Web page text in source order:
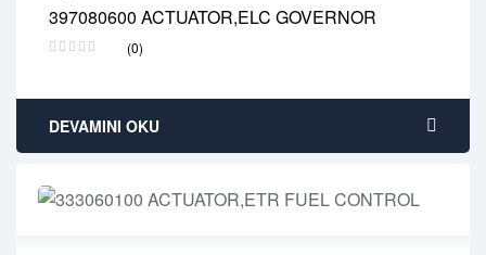
397080600 ACTUATOR,ELC GOVERNOR
(0)
2 years warranty
Delivery time: 1-2 business days
DEVAMINI OKU